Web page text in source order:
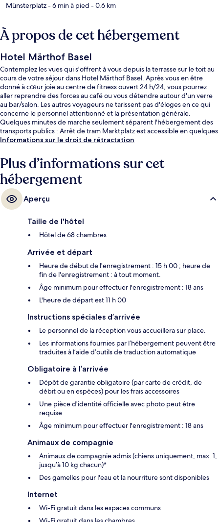
Münsterplatz- 6 min à pied - 0.6 km
À propos de cet hébergement
Hotel Märthof Basel
Contemplez les vues qui s'offrent à vous depuis la terrasse sur le toit au
cours de votre séjour dans Hotel Märthof Basel. Après vous en être
donné à cœur joie au centre de fitness ouvert 24 h/24, vous pourrez
aller reprendre des forces au café ou vous détendre autour d'un verre
au bar/salon. Les autres voyageurs ne tarissent pas d'éloges en ce qui
concerne le personnel attentionné et la présentation générale.
Quelques minutes de marche seulement séparent l'hébergement des
transports publics : Arrêt de tram Marktplatz est accessible en quelques
foulées et Arrêt de tram Universität se situe à 4 min à pied.
Informations sur le droit de rétractation
Plus d’informations sur cet
hébergement
Aperçu
Taille de l'hôtel
Hôtel de 68 chambres
Arrivée et départ
Heure de début de l'enregistrement : 15 h 00 ; heure de
fin de l'enregistrement : à tout moment.
Âge minimum pour effectuer l'enregistrement : 18 ans
L'heure de départ est 11 h 00
Instructions spéciales d’arrivée
Le personnel de la réception vous accueillera sur place.
Les informations fournies par l’hébergement peuvent être
traduites à l’aide d’outils de traduction automatique
Obligatoire à l’arrivée
Dépôt de garantie obligatoire (par carte de crédit, de
débit ou en espèces) pour les frais accessoires
Une pièce d'identité officielle avec photo peut être
requise
Âge minimum pour effectuer l'enregistrement : 18 ans
Animaux de compagnie
Animaux de compagnie admis (chiens uniquement, max. 1,
jusqu’à 10 kg chacun)*
Des gamelles pour l'eau et la nourriture sont disponibles
Internet
Wi-Fi gratuit dans les espaces communs